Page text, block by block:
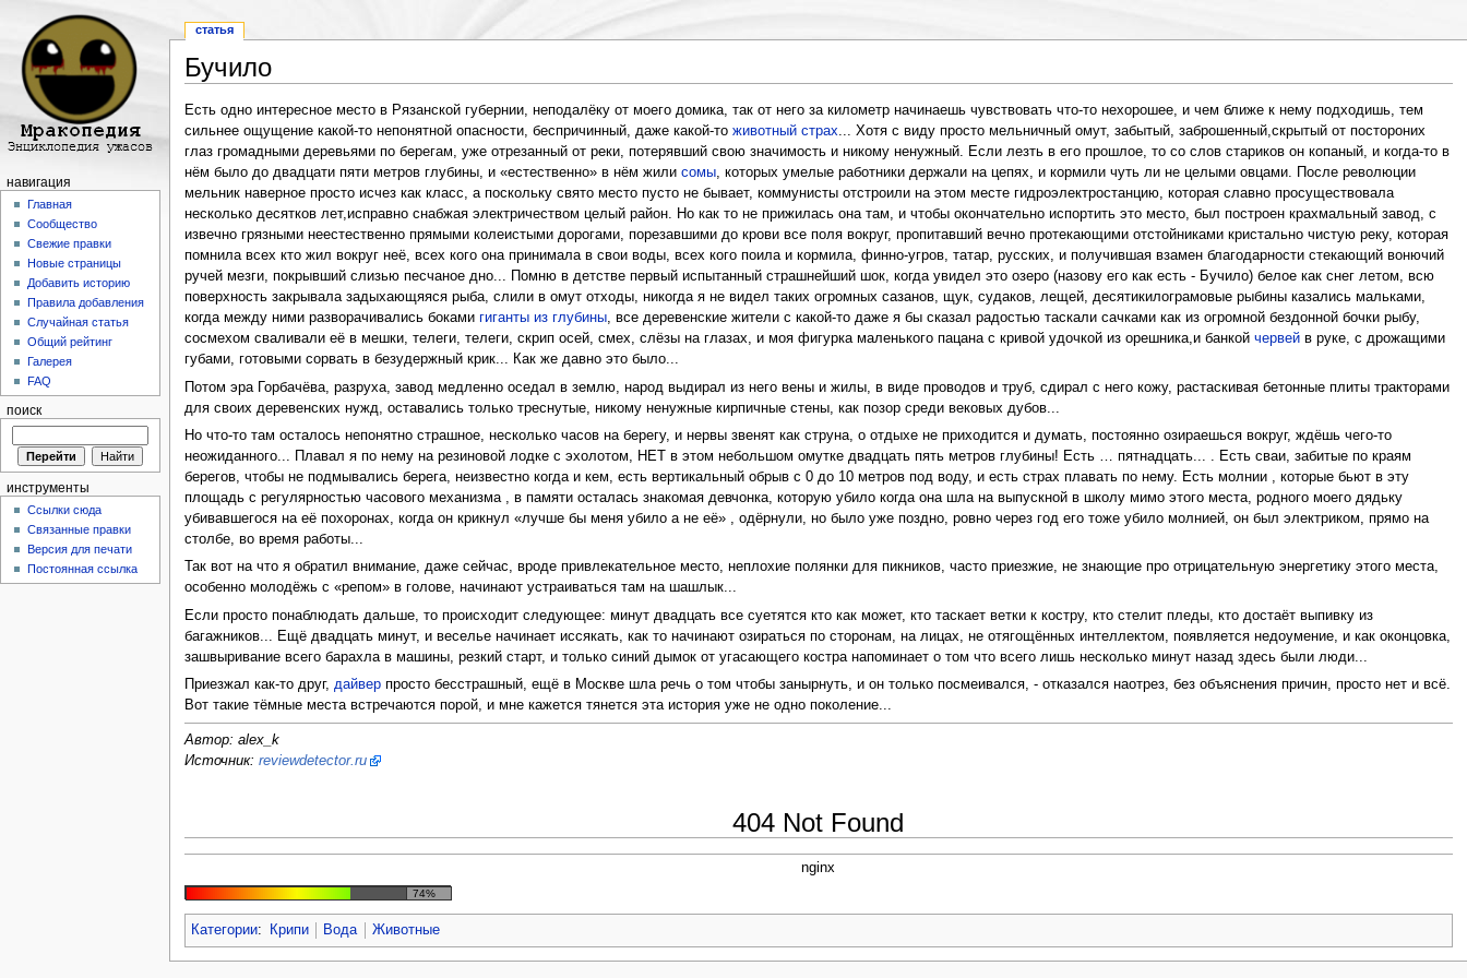
Бучило
Есть одно интересное место в Рязанской губернии, неподалёку от моего домика, так от него за километр начинаешь чувствовать что-то нехорошее, и чем ближе к нему подходишь, тем
сильнее ощущение какой-то непонятной опасности, беспричинный, даже какой-то животный страх... Хотя с виду просто мельничный омут, забытый, заброшенный,скрытый от постороних
глаз громадными деревьями по берегам, уже отрезанный от реки, потерявший свою значимость и никому ненужный. Если лезть в его прошлое, то со слов стариков он копаный, и когда-то в
нём было до двадцати пяти метров глубины, и «естественно» в нём жили сомы, которых умелые работники держали на цепях, и кормили чуть ли не целыми овцами. После революции
мельник наверное просто исчез как класс, а поскольку свято место пусто не бывает, коммунисты отстроили на этом месте гидроэлектростанцию, которая славно просуществовала
несколько десятков лет,исправно снабжая электричеством целый район. Но как то не прижилась она там, и чтобы окончательно испортить это место, был построен крахмальный завод, с
извечно грязными неестественно прямыми колеистыми дорогами, порезавшими до крови все поля вокруг, пропитавший вечно протекающими отстойниками кристально чистую реку, которая
помнила всех кто жил вокруг неё, всех кого она принимала в свои воды, всех кого поила и кормила, финно-угров, татар, русских, и получившая взамен благодарности стекающий вонючий
ручей мезги, покрывший слизью песчаное дно... Помню в детстве первый испытанный страшнейший шок, когда увидел это озеро (назову его как есть - Бучило) белое как снег летом, всю
поверхность закрывала задыхающяяся рыба, слили в омут отходы, никогда я не видел таких огромных сазанов, щук, судаков, лещей, десятикилограмовые рыбины казались мальками,
когда между ними разворачивались боками гиганты из глубины, все деревенские жители с какой-то даже я бы сказал радостью таскали сачками как из огромной бездонной бочки рыбу,
сосмехом сваливали её в мешки, телеги, телеги, скрип осей, смех, слёзы на глазах, и моя фигурка маленького пацана с кривой удочкой из орешника,и банкой червейв руке, с дрожащими
губами, готовыми сорвать в безудержный крик... Как же давно это было...
Потом эра Горбачёва, разруха, завод медленно оседал в землю, народ выдирал из него вены и жилы, в виде проводов и труб, сдирал с него кожу, растаскивая бетонные плиты тракторами
для своих деревенских нужд, оставались только треснутые, никому ненужные кирпичные стены, как позор среди вековых дубов...
Но что-то там осталось непонятно страшное, несколько часов на берегу, и нервы звенят как струна, о отдыхе не приходится и думать, постоянно озираешься вокруг, ждёшь чего-то
неожиданного... Плавал я по нему на резиновой лодке с эхолотом, НЕТ в этом небольшом омутке двадцать пять метров глубины! Есть … пятнадцать... . Есть сваи, забитые по краям
берегов, чтобы не подмывались берега, неизвестно когда и кем, есть вертикальный обрыв с 0 до 10 метров под воду, и есть страх плавать по нему. Есть молнии , которые бьют в эту
площадь с регулярностью часового механизма , в памяти осталась знакомая девчонка, которую убило когда она шла на выпускной в школу мимо этого места, родного моего дядьку
убивавшегося на её похоронах, когда он крикнул «лучше бы меня убило а не её» , одёрнули, но было уже поздно, ровно через год его тоже убило молнией, он был электриком, прямо на
столбе, во время работы...
Так вот на что я обратил внимание, даже сейчас, вроде привлекательное место, неплохие полянки для пикников, часто приезжие, не знающие про отрицательную энергетику этого места,
особенно молодёжь с «репом» в голове, начинают устраиваться там на шашлык...
Если просто понаблюдать дальше, то происходит следующее: минут двадцать все суетятся кто как может, кто таскает ветки к костру, кто стелит пледы, кто достаёт выпивку из
багажников... Ещё двадцать минут, и веселье начинает иссякать, как то начинают озираться по сторонам, на лицах, не отягощённых интеллектом, появляется недоумение, и как оконцовка,
зашвыривание всего барахла в машины, резкий старт, и только синий дымок от угасающего костра напоминает о том что всего лишь несколько минут назад здесь были люди...
Приезжал как-то друг, дайверпросто бесстрашный, ещё в Москве шла речь о том чтобы занырнуть, и он только посмеивался, - отказался наотрез, без объяснения причин, просто нет и всё.
Вот такие тёмные места встречаются порой, и мне кажется тянется эта история уже не одно поколение...
Автор: alex_k
Источник: reviewdetector.ru
404 Not Found
nginx
74%
Категории: Крипи Вода Животные
статья
навигация
Главная
Сообщество
Свежие правки
Новые страницы
Добавить историю
Правила добавления
Случайная статья
Общий рейтинг
Галерея
FAQ
поиск
инструменты
Ссылки сюда
Связанные правки
Версия для печати
Постоянная ссылка